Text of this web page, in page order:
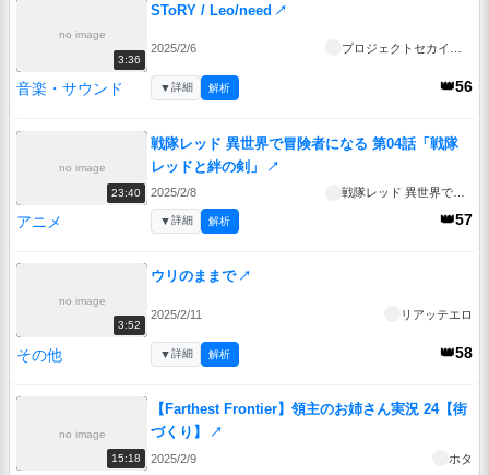
no image
3:36
SToRY / Leo/need ↗
2025/2/6
音楽・サウンド 👑56
▼詳細 解析
no image
23:40
戦隊レッド 異世界で冒険者になる 第04話「戦隊
レッドと絆の剣」
↗
2025/2/8
アニメ 👑57
▼詳細 解析
no image
3:52
ウリのままで ↗
2025/2/11 リアッテエロ
その他 👑58
▼詳細 解析
no image
15:18
【Farthest Frontier】領主のお姉さん実況 24【街
づくり】
↗
2025/2/9 ホタ